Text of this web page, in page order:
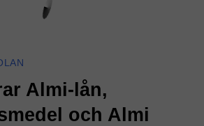
Almi-lån,
och Almi